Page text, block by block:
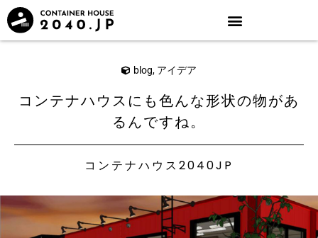
blog, アイデア
コンテナハウスにも色んな形状の物があ
るんですね。
コンテナハウス2040JP